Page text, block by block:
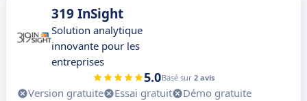
319 InSight
Solution analytique
innovante pour les
entreprises
5.0Basé sur 2 avis
Version gratuite Essai gratuit
Démo gratuite